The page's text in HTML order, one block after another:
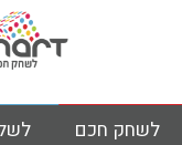
לשחק חכם